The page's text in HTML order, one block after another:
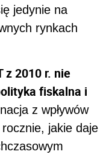
jedynie na
rynkach
z 2010 r. nie
fiskalna i
z wpływów
jakie daje